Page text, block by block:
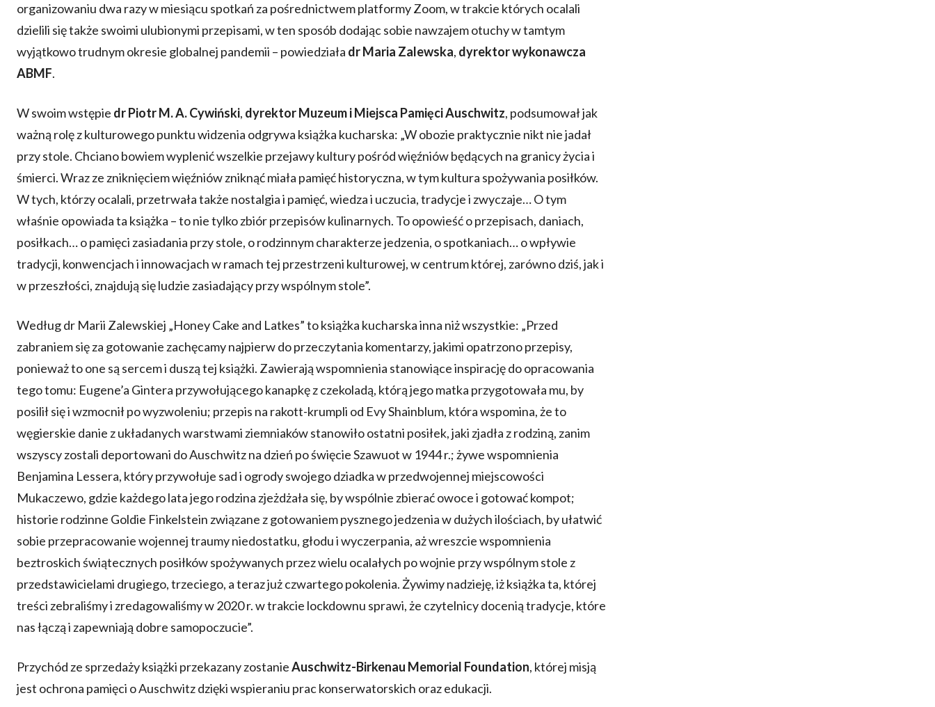
organizowaniu dwa razy w miesiącu spotkań za pośrednictwem platformy Zoom, w trakcie których ocalali
dzielili się także swoimi ulubionymi przepisami, w ten sposób dodając sobie nawzajem otuchy w tamtym
wyjątkowo trudnym okresie globalnej pandemii – powiedziała dr Maria Zalewska, dyrektor wykonawcza
ABMF.
W swoim wstępie dr Piotr M. A. Cywiński, dyrektor Muzeum i Miejsca Pamięci Auschwitz, podsumował jak
ważną rolę z kulturowego punktu widzenia odgrywa książka kucharska: „W obozie praktycznie nikt nie jadał
przy stole. Chciano bowiem wyplenić wszelkie przejawy kultury pośród więźniów będących na granicy życia i
śmierci. Wraz ze zniknięciem więźniów zniknąć miała pamięć historyczna, w tym kultura spożywania posiłków.
W tych, którzy ocalali, przetrwała także nostalgia i pamięć, wiedza i uczucia, tradycje i zwyczaje… O tym
właśnie opowiada ta książka – to nie tylko zbiór przepisów kulinarnych. To opowieść o przepisach, daniach,
posiłkach… o pamięci zasiadania przy stole, o rodzinnym charakterze jedzenia, o spotkaniach… o wpływie
tradycji, konwencjach i innowacjach w ramach tej przestrzeni kulturowej, w centrum której, zarówno dziś, jak i
w przeszłości, znajdują się ludzie zasiadający przy wspólnym stole”.
Według dr Marii Zalewskiej „Honey Cake and Latkes” to książka kucharska inna niż wszystkie: „Przed
zabraniem się za gotowanie zachęcamy najpierw do przeczytania komentarzy, jakimi opatrzono przepisy,
ponieważ to one są sercem i duszą tej książki. Zawierają wspomnienia stanowiące inspirację do opracowania
tego tomu: Eugene’a Gintera przywołującego kanapkę z czekoladą, którą jego matka przygotowała mu, by
posilił się i wzmocnił po wyzwoleniu; przepis na rakott-krumpli od Evy Shainblum, która wspomina, że to
węgierskie danie z układanych warstwami ziemniaków stanowiło ostatni posiłek, jaki zjadła z rodziną, zanim
wszyscy zostali deportowani do Auschwitz na dzień po święcie Szawuot w 1944 r.; żywe wspomnienia
Benjamina Lessera, który przywołuje sad i ogrody swojego dziadka w przedwojennej miejscowości
Mukaczewo, gdzie każdego lata jego rodzina zjeżdżała się, by wspólnie zbierać owoce i gotować kompot;
historie rodzinne Goldie Finkelstein związane z gotowaniem pysznego jedzenia w dużych ilościach, by ułatwić
sobie przepracowanie wojennej traumy niedostatku, głodu i wyczerpania, aż wreszcie wspomnienia
beztroskich świątecznych posiłków spożywanych przez wielu ocalałych po wojnie przy wspólnym stole z
przedstawicielami drugiego, trzeciego, a teraz już czwartego pokolenia. Żywimy nadzieję, iż książka ta, której
treści zebraliśmy i zredagowaliśmy w 2020 r. w trakcie lockdownu sprawi, że czytelnicy docenią tradycje, które
nas łączą i zapewniają dobre samopoczucie”.
Przychód ze sprzedaży książki przekazany zostanieAuschwitz-Birkenau Memorial Foundation, której misją
jest ochrona pamięci o Auschwitz dzięki wspieraniu prac konserwatorskich oraz edukacji.